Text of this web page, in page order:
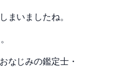
まいましたね。
なじみの鑑定士・